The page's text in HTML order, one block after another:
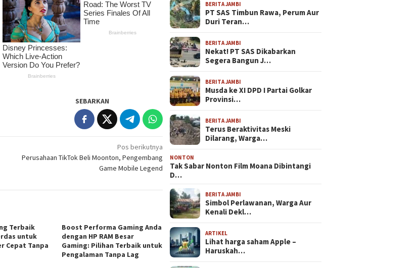
SEBARKAN
Pos berikutnya
Perusahaan TikTok Beli Moonton, Pengembang
Game Mobile Legend
Terbaik
untuk
Cepat Tanpa
Boost Performa Gaming Anda
dengan HP RAM Besar
Gaming: Pilihan Terbaik untuk
Pengalaman Tanpa Lag
BERITA JAMBI
PT SAS Timbun Rawa, Perum Aur
Duri Teran…
BERITA JAMBI
Nekat! PT SAS Dikabarkan
Segera Bangun J…
BERITA JAMBI
Musda ke XI DPD I Partai Golkar
Provinsi…
BERITA JAMBI
Terus Beraktivitas Meski
Dilarang, Warga…
NONTON
Tak Sabar Nonton Film Moana Dibintangi
D…
BERITA JAMBI
Simbol Perlawanan, Warga Aur
Kenali Dekl…
ARTIKEL
Lihat harga saham Apple –
Haruskah…